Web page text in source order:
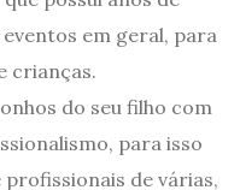
em geral, para
crianças.
do seu filho com
para isso
de várias,